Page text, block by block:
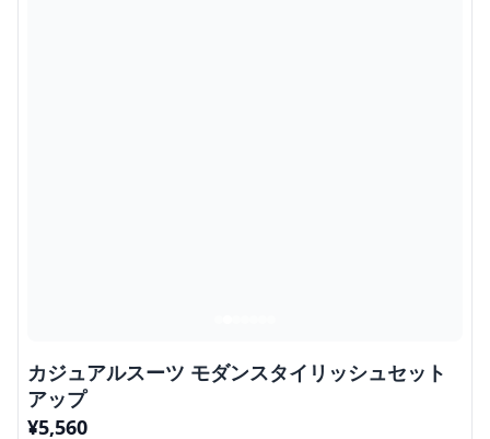
カジュアルスーツ モダンスタイリッシュセット
アップ
¥5,560